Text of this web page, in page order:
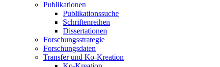
Publikationen
Publikationssuche
Schriftenreihen
Dissertationen
Forschungsstrategie
Forschungsdaten
Transfer und Ko-Kreation